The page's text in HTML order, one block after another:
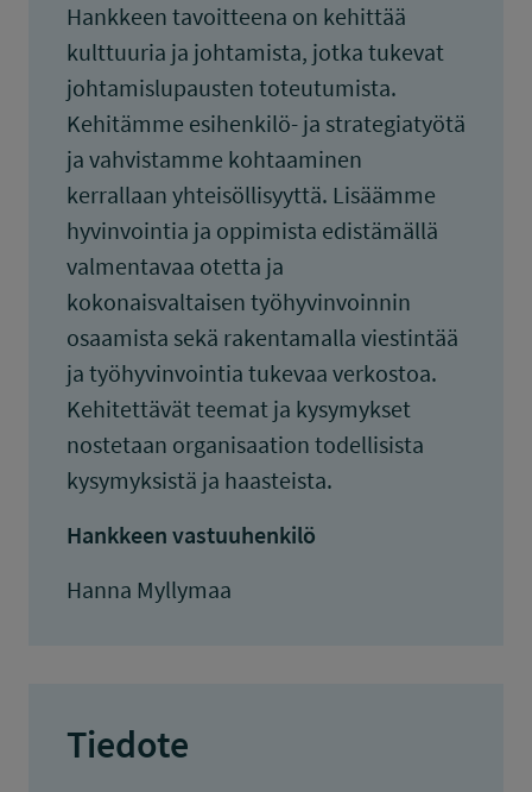
Hankkeen tavoitteena on kehittää
kulttuuria ja johtamista, jotka tukevat
johtamislupausten toteutumista.
Kehitämme esihenkilö- ja strategiatyötä
ja vahvistamme kohtaaminen
kerrallaan yhteisöllisyyttä. Lisäämme
hyvinvointia ja oppimista edistämällä
valmentavaa otetta ja
kokonaisvaltaisen työhyvinvoinnin
osaamista sekä rakentamalla viestintää
ja työhyvinvointia tukevaa verkostoa.
Kehitettävät teemat ja kysymykset
nostetaan organisaation todellisista
kysymyksistä ja haasteista.
Hankkeen vastuuhenkilö
Hanna Myllymaa
Tiedote